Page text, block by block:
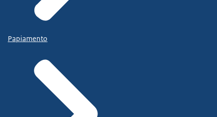
Papiamento